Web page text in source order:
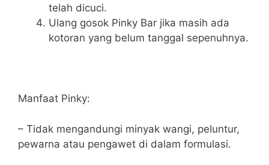
telah dicuci.
Ulang gosok Pinky Bar jika masih ada
kotoran yang belum tanggal sepenuhnya.
Manfaat Pinky:
– Tidak mengandungi minyak wangi, peluntur,
pewarna atau pengawet di dalam formulasi.